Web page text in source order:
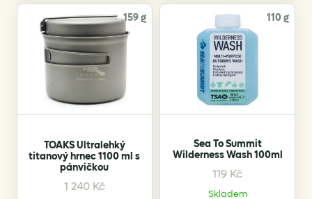
159 g
TOAKS Ultralehký
titanový hrnec 1100 ml s
pánvičkou
1 240 Kč
110 g
Sea To Summit
Wilderness Wash 100ml
119 Kč
Skladem